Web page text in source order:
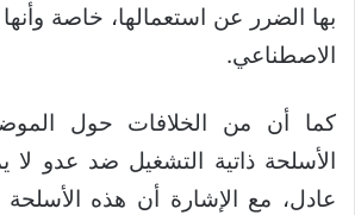
بها الضرر عن استعمالها، خاصة
الاصطناعي.
كما أن من الخلافات حول
الأسلحة ذاتية التشغيل ضد عدو لا
عادل، مع الإشارة أن هذه الأسلحة